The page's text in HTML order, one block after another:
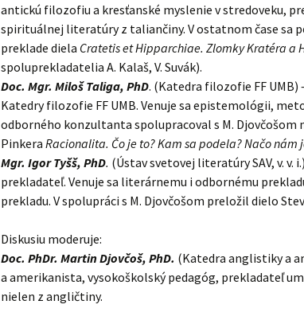
antickú filozofiu a kresťanské myslenie v stredoveku,
spirituálnej literatúry z taliančiny. V ostatnom čase sa
preklade diela Cratetis et Hipparchiae. Zlomky Kratéra a
spoluprekladatelia A. Kalaš, V. Suvák).
Doc. Mgr. Miloš Taliga, PhD. (Katedra filozofie FF UMB)
Katedry filozofie FF UMB. Venuje sa epistemológii,
odborného konzultanta spolupracoval s M. Djovčošom
Pinkera Racionalita. Čo je to? Kam sa podela? Načo nám
Mgr. Igor Tyšš, PhD. (Ústav svetovej literatúry SAV, v. v.
prekladateľ. Venuje sa literárnemu i odbornému
prekladu. V spolupráci s M. Djovčošom preložil dielo
Diskusiu moderuje:
Doc. PhDr. Martin Djovčoš, PhD. (Katedra anglistiky a
a amerikanista, vysokoškolský pedagóg, prekladateľ
nielen z angličtiny.